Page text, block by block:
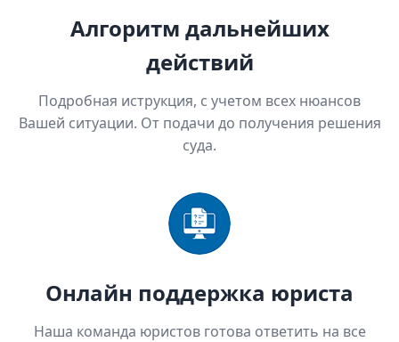
Алгоритм дальнейших
действий
Подробная иструкция, с учетом всех нюансов
Вашей ситуации. От подачи до получения решения
суда.
Онлайн поддержка юриста
Наша команда юристов готова ответить на все